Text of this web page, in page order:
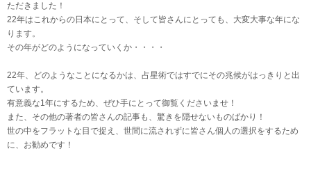
ただきました！
22年はこれからの日本にとって、そして皆さんにとっても、大変大事な年にな
ります。
その年がどのようになっていくか・・・・
22年、どのようなことになるかは、占星術ではすでにその兆候がはっきりと出
ています。
有意義な1年にするため、ぜひ手にとって御覧くださいませ！
また、その他の著者の皆さんの記事も、驚きを隠せないものばかり！
世の中をフラットな目で捉え、世間に流されずに皆さん個人の選択をするため
に、お勧めです！